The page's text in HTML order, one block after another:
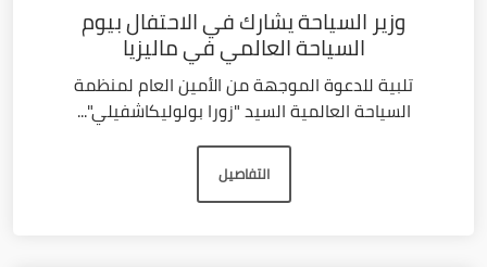
وزير السياحة يشارك في الاحتفال بيوم
السياحة العالمي في ماليزيا
تلبية للدعوة الموجهة من الأمين العام لمنظمة
السياحة العالمية السيد "زورا بولوليكاشفيلي"...
التفاصيل